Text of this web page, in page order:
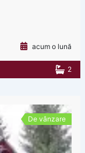
acum o lună
2
De vânzare